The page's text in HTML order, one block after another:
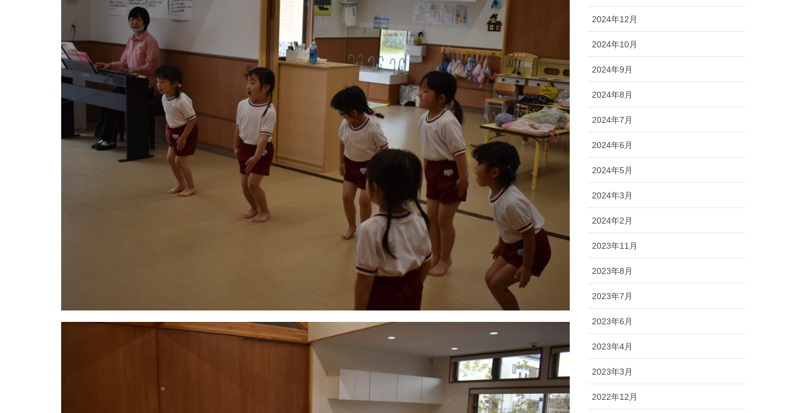
2024年12月
2024年10月
2024年9月
2024年8月
2024年7月
2024年6月
2024年5月
2024年3月
2024年2月
2023年11月
2023年8月
2023年7月
2023年6月
2023年4月
2023年3月
2022年12月